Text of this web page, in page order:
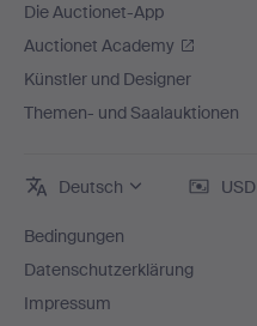
Die Auctionet-App
Auctionet Academy
Künstler und Designer
Themen- und Saalauktionen
Deutsch USD
Bedingungen
Datenschutzerklärung
Impressum